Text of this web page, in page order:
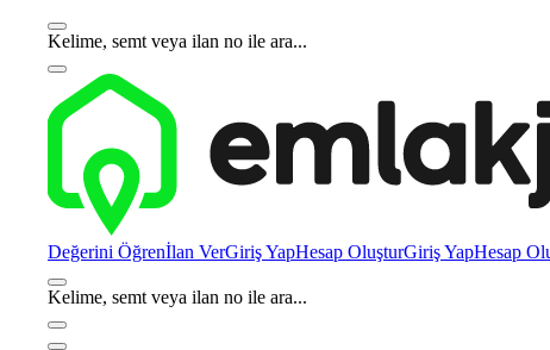
Kelime, semt veya ilan no ile ara...
Değerini Öğrenİlan VerGiriş YapHesap OluşturGiriş YapHesap
Kelime, semt veya ilan no ile ara...